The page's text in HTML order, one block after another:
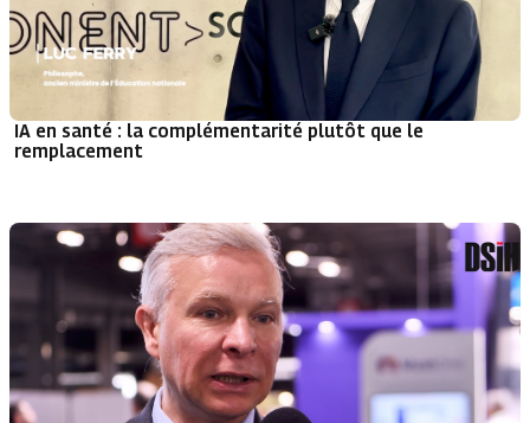
IA en santé : la complémentarité plutôt que le
remplacement